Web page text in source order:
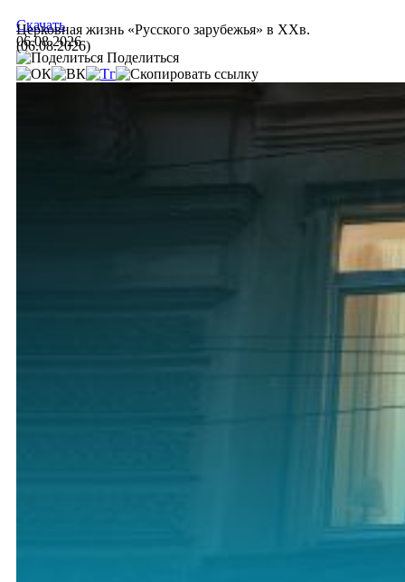
Церковная жизнь «Русского зарубежья» в ХХв.
(06.08.2026)
Скачать
06.08.2026
Поделиться